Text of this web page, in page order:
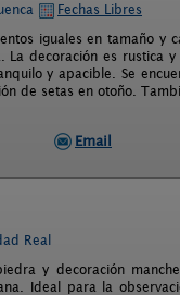
Fechas Libres
iguales en tamaño y
decoración es rustica
y apacible. Se
de setas en otoño.
Email
Real
y decoración
Ideal para la